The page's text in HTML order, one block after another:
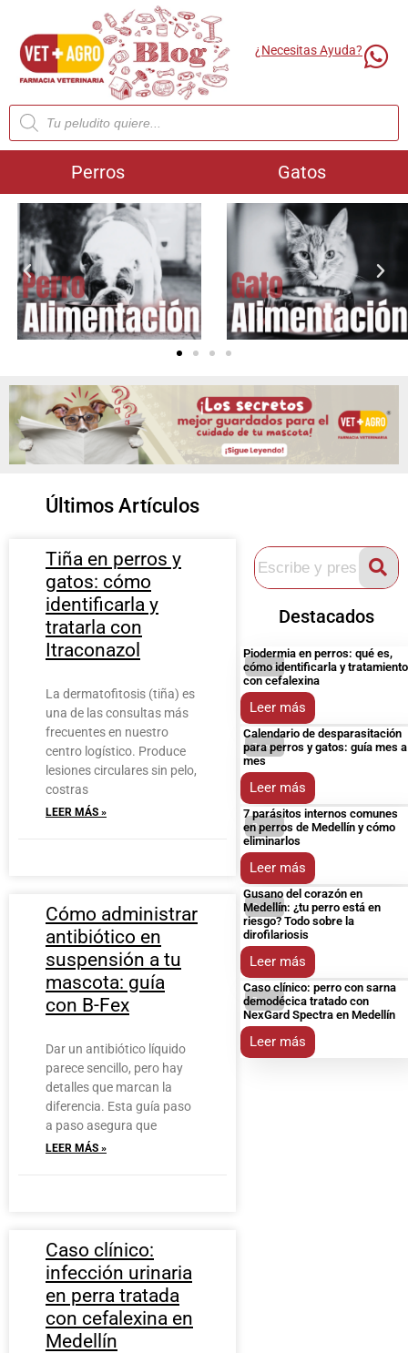
¿Necesitas Ayuda?
Perros Gatos
Últimos Artículos
Tiña en perros y
gatos: cómo
identificarla y
tratarla con
Itraconazol
La dermatofitosis (tiña) es
una de las consultas más
frecuentes en nuestro
centro logístico. Produce
lesiones circulares sin pelo,
costras
LEER MÁS »
Cómo administrar
antibiótico en
suspensión a tu
mascota: guía
con B-Fex
Dar un antibiótico líquido
parece sencillo, pero hay
detalles que marcan la
diferencia. Esta guía paso
a paso asegura que
LEER MÁS »
Caso clínico:
infección urinaria
en perra tratada
con cefalexina en
Medellín
Destacados
Perros
Piodermia en perros: qué es,
cómo identificarla y tratamiento
con cefalexina
Leer más
Perros
Calendario de desparasitación
para perros y gatos: guía mes a
mes
Leer más
Perros
7 parásitos internos comunes
en perros de Medellín y cómo
eliminarlos
Leer más
Perros
Gusano del corazón en
Medellín: ¿tu perro está en
riesgo? Todo sobre la
dirofilariosis
Leer más
Perros
Caso clínico: perro con sarna
demodécica tratado con
NexGard Spectra en Medellín
Leer más